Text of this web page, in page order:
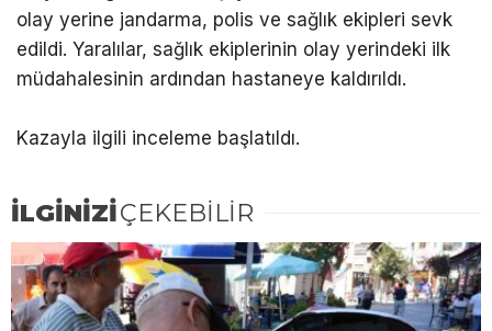
olay yerine jandarma, polis ve sağlık ekipleri sevk
edildi. Yaralılar, sağlık ekiplerinin olay yerindeki ilk
müdahalesinin ardından hastaneye kaldırıldı.
Kazayla ilgili inceleme başlatıldı.
İLGİNİZİÇEKEBİLİR